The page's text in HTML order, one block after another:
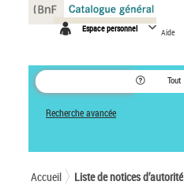
Espace personnel Aide
Tout
Recherche avancée
Accueil Liste de notices d’autorité
Panneau de gestion des cookies